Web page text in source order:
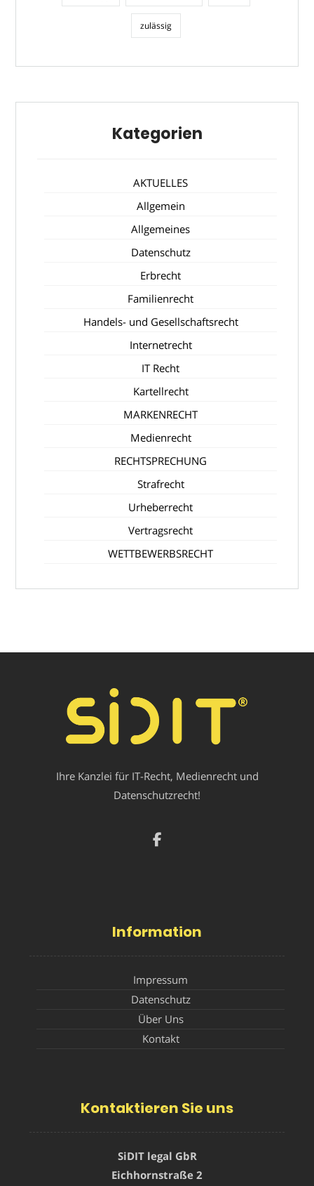
zulässig
Kategorien
AKTUELLES
Allgemein
Allgemeines
Datenschutz
Erbrecht
Familienrecht
Handels- und Gesellschaftsrecht
Internetrecht
IT Recht
Kartellrecht
MARKENRECHT
Medienrecht
RECHTSPRECHUNG
Strafrecht
Urheberrecht
Vertragsrecht
WETTBEWERBSRECHT
Ihre Kanzlei für IT-Recht, Medienrecht und
Datenschutzrecht!
Information
Impressum
Datenschutz
Über Uns
Kontakt
Kontaktieren Sie uns
SiDIT legal GbR
Eichhornstraße 2